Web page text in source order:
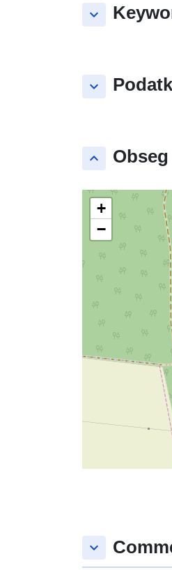
keyboard_arrow_down
keyboard_arrow_down
keyboard_arrow_up
+
−
keyboard_arrow_down